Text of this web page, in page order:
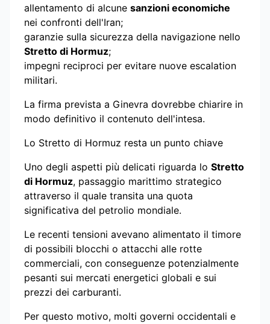
allentamento di alcune sanzioni economiche
nei confronti dell'Iran;
garanzie sulla sicurezza della navigazione nello
Stretto di Hormuz;
impegni reciproci per evitare nuove escalation
militari.
La firma prevista a Ginevra dovrebbe chiarire in
modo definitivo il contenuto dell'intesa.
Lo Stretto di Hormuz resta un punto chiave
Uno degli aspetti più delicati riguarda lo Stretto
di Hormuz, passaggio marittimo strategico
attraverso il quale transita una quota
significativa del petrolio mondiale.
Le recenti tensioni avevano alimentato il timore
di possibili blocchi o attacchi alle rotte
commerciali, con conseguenze potenzialmente
pesanti sui mercati energetici globali e sui
prezzi dei carburanti.
Per questo motivo, molti governi occidentali e